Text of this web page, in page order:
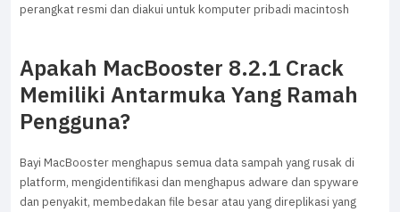
perangkat resmi dan diakui untuk komputer pribadi macintosh
Apakah MacBooster 8.2.1 Crack
Memiliki Antarmuka Yang Ramah
Pengguna?
Bayi MacBooster menghapus semua data sampah yang rusak di
platform, mengidentifikasi dan menghapus adware dan spyware
dan penyakit, membedakan file besar atau yang direplikasi yang